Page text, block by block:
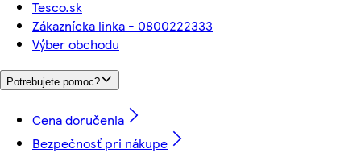
Tesco.sk
Zákaznícka linka - 0800222333
Výber obchodu
Potrebujete pomoc?
Cena doručenia
Bezpečnosť pri nákupe